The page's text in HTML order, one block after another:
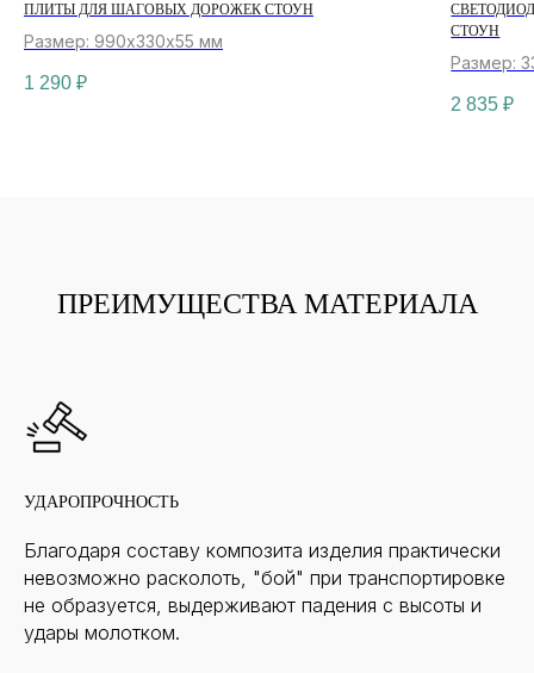
ПЛИТЫ ДЛЯ ШАГОВЫХ ДОРОЖЕК СТОУН
Размер: 990х330х55 мм
1 290 ₽
СТОУН
Размер:
2 835 ₽
ПРЕИМУЩЕСТВА МАТЕРИАЛА
УДАРОПРОЧНОСТЬ
Благодаря составу композита изделия практически
невозможно расколоть, "бой" при транспортировке
не образуется, выдерживают падения с высоты и
удары молотком.